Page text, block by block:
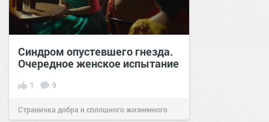
Синдром опустевшего гнезда.
Очередное женское испытание
1 9
Страничка добра и сплошного жизненного